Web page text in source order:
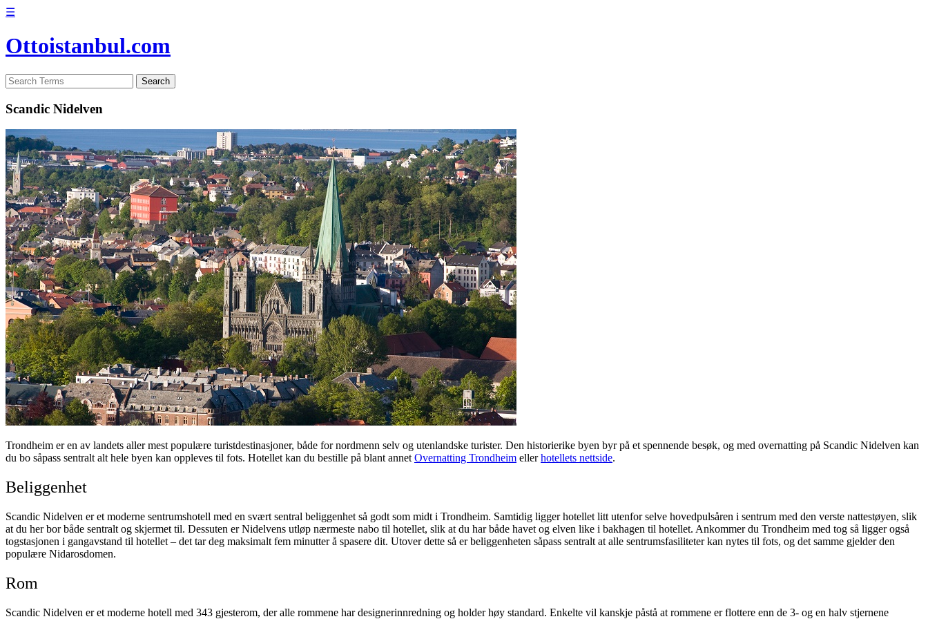
☰
Ottoistanbul.com
Scandic Nidelven
Trondheim er en av landets aller mest populære turistdestinasjoner, både for nordmenn selv og utenlandske turister. Den historierike byen byr på et spennende besøk, og med overnatting på Scandic Nidelven kan
du bo såpass sentralt alt hele byen kan oppleves til fots. Hotellet kan du bestille på blant annet Overnatting Trondheim ellerhotellets nettside.
Beliggenhet
Scandic Nidelven er et moderne sentrumshotell med en svært sentral beliggenhet så godt som midt i Trondheim. Samtidig ligger hotellet litt utenfor selve hovedpulsåren i sentrum med den verste nattestøyen, slik
at du her bor både sentralt og skjermet til. Dessuten er Nidelvens utløp nærmeste nabo til hotellet, slik at du har både havet og elven like i bakhagen til hotellet. Ankommer du Trondheim med tog så ligger også
togstasjonen i gangavstand til hotellet – det tar deg maksimalt fem minutter å spasere dit. Utover dette så er beliggenheten såpass sentralt at alle sentrumsfasiliteter kan nytes til fots, og det samme gjelder den
populære Nidarosdomen.
Rom
Scandic Nidelven er et moderne hotell med 343 gjesterom, der alle rommene har designerinnredning og holder høy standard. Enkelte vil kanskje påstå at rommene er flottere enn de 3- og en halv stjernene